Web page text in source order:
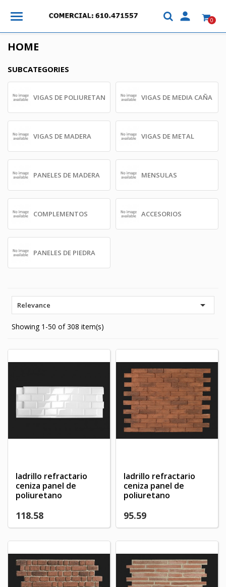
 0
HOME
SUBCATEGORIES
VIGAS DE POLIURETAN VIGAS DE MEDIA CAÑA
VIGAS DE MADERA VIGAS DE METAL
PANELES DE MADERA MENSULAS
COMPLEMENTOS ACCESORIOS
PANELES DE PIEDRA
Relevance 
Showing 1-50 of 308 item(s)
ladrillo refractario
ceniza panel de
poliuretano
118.58
ladrillo refractario
ceniza panel de
poliuretano
95.59